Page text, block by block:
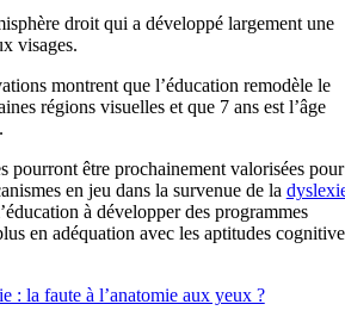
droit qui a développé largement une
visages.
montrent que l’éducation remodèle le
régions visuelles et que 7 ans est l’âge
pourront être prochainement valorisées pour
en jeu dans la survenue de la
à développer des programmes
en adéquation avec les aptitudes
: la faute à l’anatomie aux yeux ?